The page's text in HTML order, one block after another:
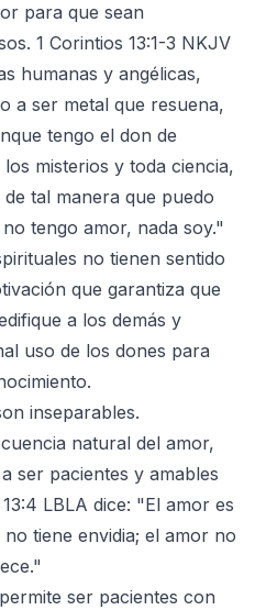
para que sean
1 Corintios 13:1-3 NKJV
humanas y angélicas,
a ser metal que resuena,
tengo el don de
misterios y toda ciencia,
tal manera que puedo
tengo amor, nada soy."
no tienen sentido
que garantiza que
a los demás y
uso de los dones para
inseparables.
natural del amor,
ser pacientes y amables
LBLA dice: "El amor es
tiene envidia; el amor no
ser pacientes con